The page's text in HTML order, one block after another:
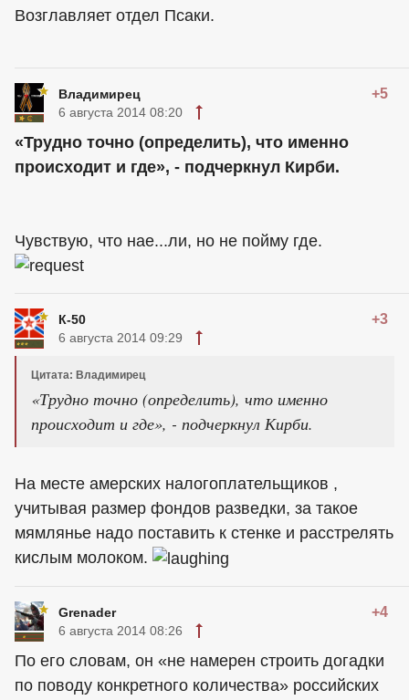
Возглавляет отдел Псаки.
Владимирец +5
6 августа 2014 08:20
«Трудно точно (определить), что именно
происходит и где», - подчеркнул Кирби.
Чувствую, что нае...ли, но не пойму где.
К-50 +3
6 августа 2014 09:29
Цитата: Владимирец
«Трудно точно (определить), что именно
происходит и где», - подчеркнул Кирби.
На месте амерских налогоплательщиков ,
учитывая размер фондов разведки, за такое
мямлянье надо поставить к стенке и расстрелять
кислым молоком.
Grenader +4
6 августа 2014 08:26
По его словам, он «не намерен строить догадки
по поводу конкретного количества» российских